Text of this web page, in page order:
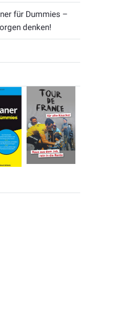
für Dummies –
denken!